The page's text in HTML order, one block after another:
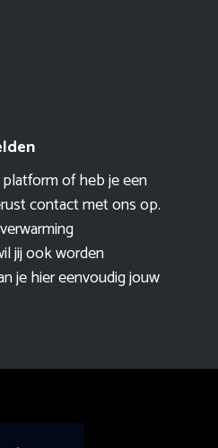
of heb je een
contact met ons op.
jij ook worden
je hier eenvoudigjouw